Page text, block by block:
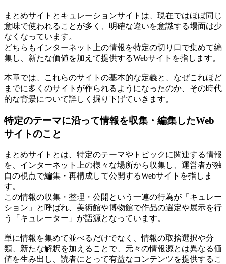
まとめサイトとキュレーションサイトは、現在ではほぼ同じ
意味で使われることが多く、明確な違いを意識する場面は少
なくなっています。
どちらもインターネット上の情報を特定の切り口で集めて編
集し、新たな価値を加えて提供するWebサイトを指します。
本章では、これらのサイトの基本的な定義と、なぜこれほど
までに多くのサイトが作られるようになったのか、その時代
的な背景について詳しく掘り下げていきます。
特定のテーマに沿って情報を収集・編集したWeb
サイトのこと
まとめサイトとは、特定のテーマやトピックに関連する情報
を、インターネット上の様々な場所から収集し、運営者が独
自の視点で編集・再構成して公開するWebサイトを指しま
す。
この情報の収集・整理・公開という一連の行為が「キュレー
ション」と呼ばれ、美術館や博物館で作品の選定や展示を行
う「キュレーター」が語源となっています。
単に情報を集めて並べるだけでなく、情報の取捨選択や分
類、新たな解釈を加えることで、元々の情報源とは異なる価
値を生み出し、読者にとって有益なコンテンツを提供するこ